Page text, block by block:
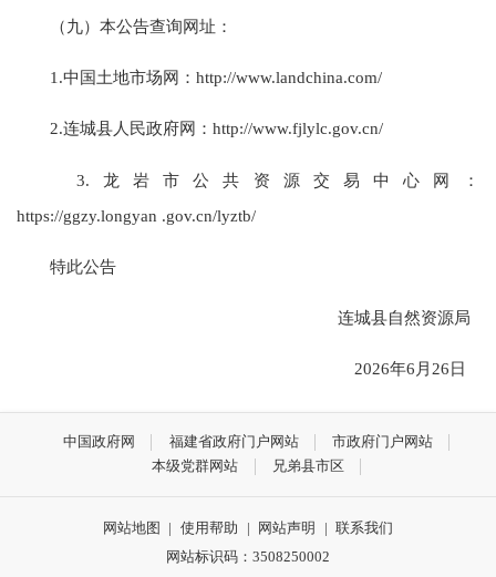
（九）本公告查询网址：
1.中国土地市场网：http://www.landchina.com/
2.连城县人民政府网：http://www.fjlylc.gov.cn/
3.龙岩市公共资源交易中心网：
https://ggzy.longyan .gov.cn/lyztb/
特此公告
连城县自然资源局
2026年6月26日
中国政府网 福建省政府门户网站
市政府门户网站
本级党群网站
兄弟县市区
网站地图 | 使用帮助 | 网站声明 | 联系我们
网站标识码：3508250002